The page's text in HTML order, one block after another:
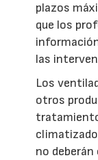
plazos
que los
las
Los
otros
no